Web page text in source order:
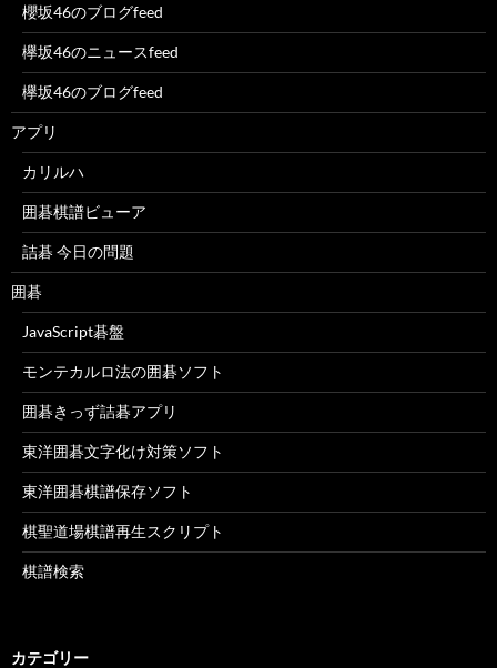
櫻坂46のブログfeed
欅坂46のニュースfeed
欅坂46のブログfeed
アプリ
カリルハ
囲碁棋譜ビューア
詰碁 今日の問題
囲碁
JavaScript碁盤
モンテカルロ法の囲碁ソフト
囲碁きっず詰碁アプリ
東洋囲碁文字化け対策ソフト
東洋囲碁棋譜保存ソフト
棋聖道場棋譜再生スクリプト
棋譜検索
カテゴリー